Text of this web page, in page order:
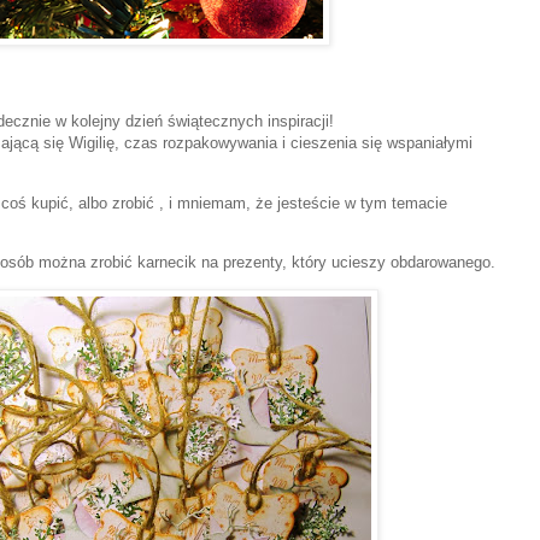
w kolejny dzień świątecznych inspiracji!
się Wigilię, czas rozpakowywania i cieszenia się wspaniałymi
kupić, albo zrobić , i mniemam, że jesteście w tym temacie
można zrobić karnecik na prezenty, który ucieszy obdarowanego.